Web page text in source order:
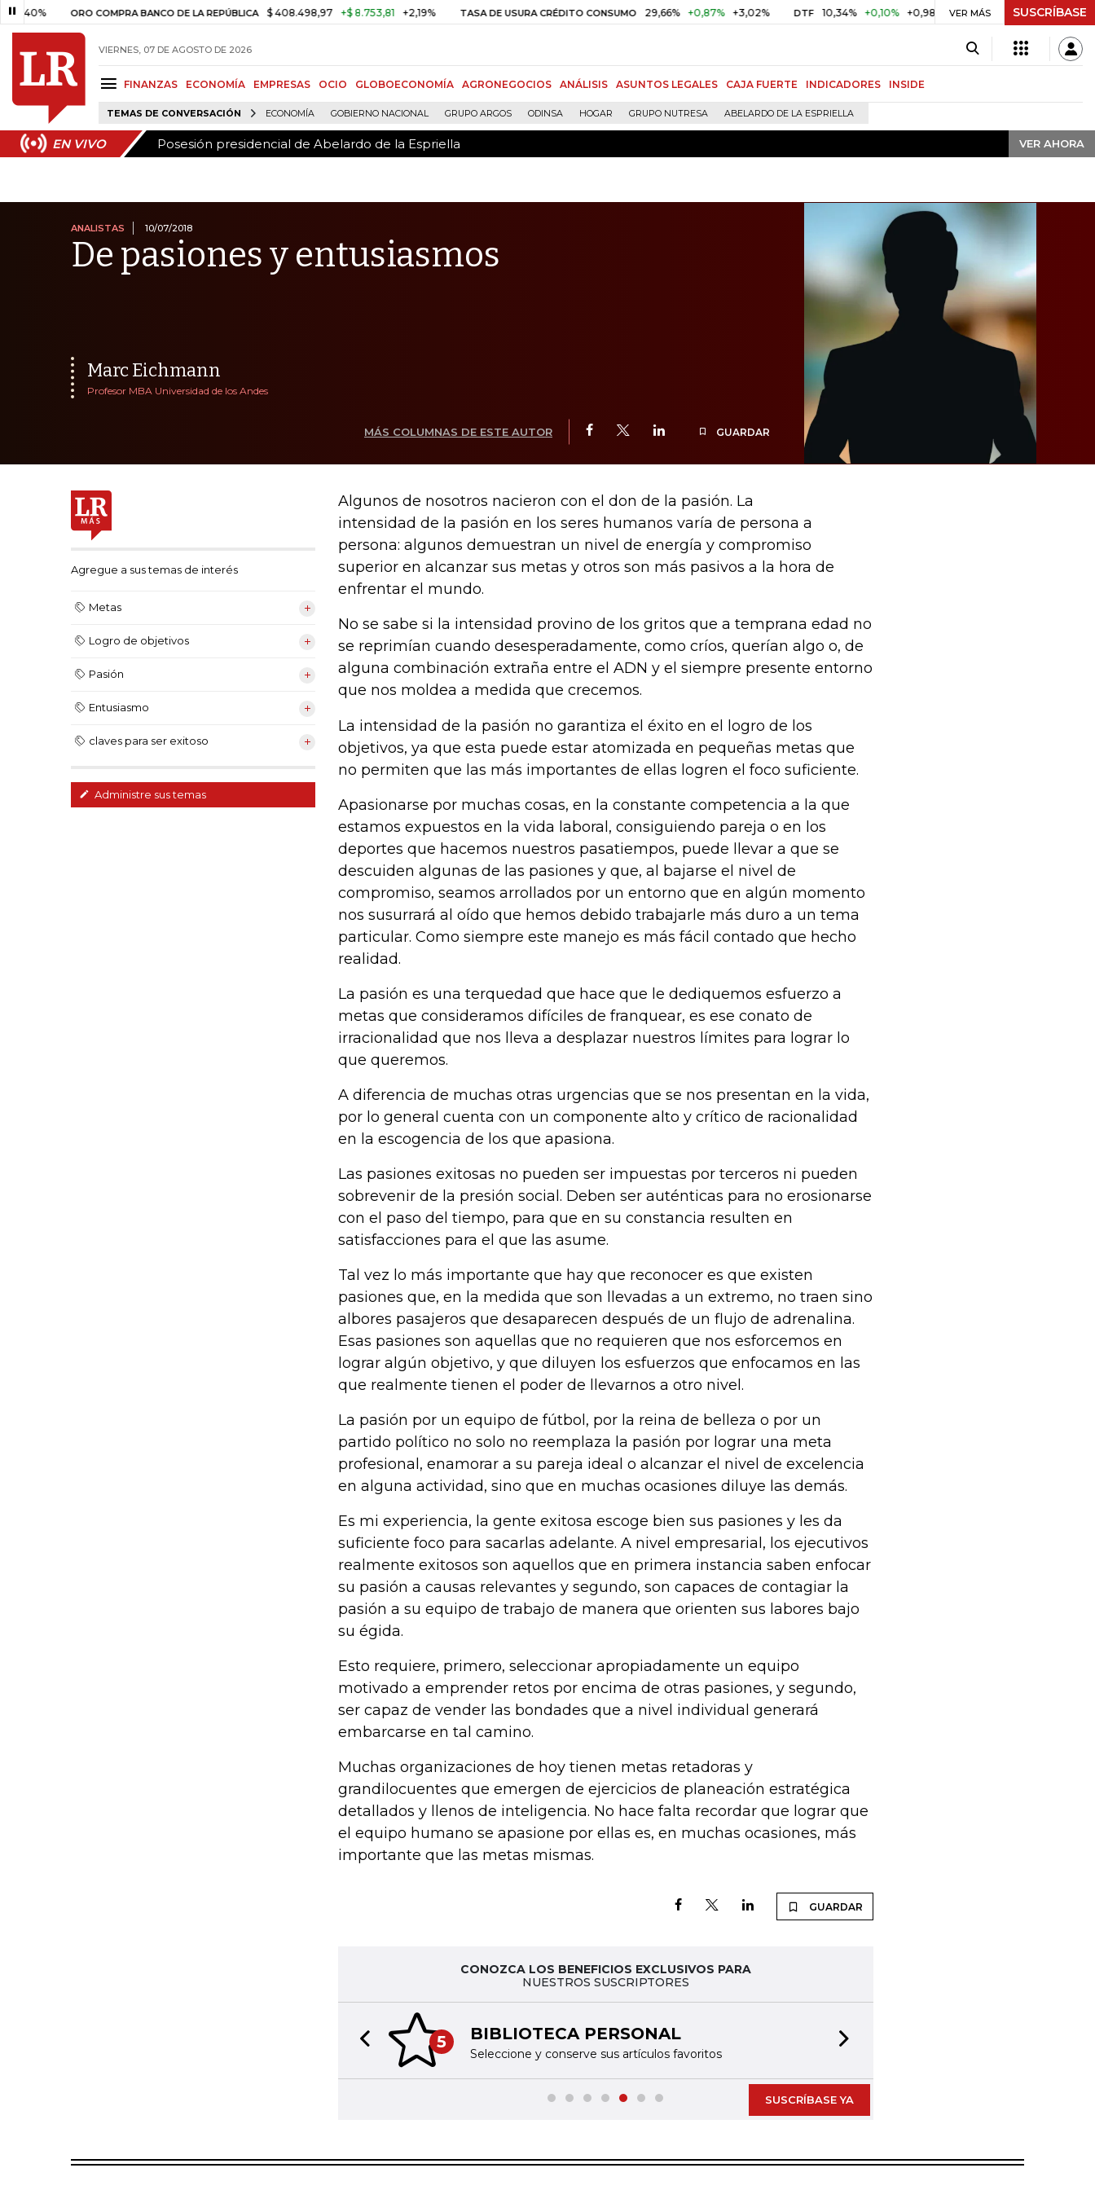
ORO COMPRA BANCO DE LA REPÚBLICA $ 408.498,97 +$ 8.753,81 +2,19% TASA DE USURA CRÉDITO CONSUMO 29,66% +0,87% +3,02% DTF 10,34% +0,10% +0,98% UVR $ 416,91 +$ 0,05 +0,01%
VER MÁS SUSCRÍBASE
VIERNES, 07 DE AGOSTO DE 2026
FINANZAS ECONOMÍA EMPRESAS OCIO GLOBOECONOMÍA AGRONEGOCIOS ANÁLISIS ASUNTOS LEGALES CAJA FUERTE INDICADORES INSIDE
TEMAS DE CONVERSACIÓN ECONOMÍA GOBIERNO NACIONAL GRUPO ARGOS ODINSA HOGAR GRUPO NUTRESA ABELARDO DE LA ESPRIELLA
EN VIVO Posesión presidencial de Abelardo de la Espriella VER AHORA
EN VIVO Posesión presidencial de Abelardo de la Espriella VER AHORA
ANALISTAS 10/07/2018
De pasiones y entusiasmos
Marc Eichmann
Profesor MBA Universidad de los Andes
MÁS COLUMNAS DE ESTE AUTOR GUARDAR
Agregue a sus temas de interés
Metas
Logro de objetivos
Pasión
Entusiasmo
claves para ser exitoso
Administre sus temas
Algunos de nosotros nacieron con el don de la pasión. La
intensidad de la pasión en los seres humanos varía de persona a
persona: algunos demuestran un nivel de energía y compromiso
superior en alcanzar sus metas y otros son más pasivos a la hora de
enfrentar el mundo.
No se sabe si la intensidad provino de los gritos que a temprana edad no
se reprimían cuando desesperadamente, como críos, querían algo o, de
alguna combinación extraña entre el ADN y el siempre presente entorno
que nos moldea a medida que crecemos.
La intensidad de la pasión no garantiza el éxito en el logro de los
objetivos, ya que esta puede estar atomizada en pequeñas metas que
no permiten que las más importantes de ellas logren el foco suficiente.
Apasionarse por muchas cosas, en la constante competencia a la que
estamos expuestos en la vida laboral, consiguiendo pareja o en los
deportes que hacemos nuestros pasatiempos, puede llevar a que se
descuiden algunas de las pasiones y que, al bajarse el nivel de
compromiso, seamos arrollados por un entorno que en algún momento
nos susurrará al oído que hemos debido trabajarle más duro a un tema
particular. Como siempre este manejo es más fácil contado que hecho
realidad.
La pasión es una terquedad que hace que le dediquemos esfuerzo a
metas que consideramos difíciles de franquear, es ese conato de
irracionalidad que nos lleva a desplazar nuestros límites para lograr lo
que queremos.
A diferencia de muchas otras urgencias que se nos presentan en la vida,
por lo general cuenta con un componente alto y crítico de racionalidad
en la escogencia de los que apasiona.
Las pasiones exitosas no pueden ser impuestas por terceros ni pueden
sobrevenir de la presión social. Deben ser auténticas para no erosionarse
con el paso del tiempo, para que en su constancia resulten en
satisfacciones para el que las asume.
Tal vez lo más importante que hay que reconocer es que existen
pasiones que, en la medida que son llevadas a un extremo, no traen sino
albores pasajeros que desaparecen después de un flujo de adrenalina.
Esas pasiones son aquellas que no requieren que nos esforcemos en
lograr algún objetivo, y que diluyen los esfuerzos que enfocamos en las
que realmente tienen el poder de llevarnos a otro nivel.
La pasión por un equipo de fútbol, por la reina de belleza o por un
partido político no solo no reemplaza la pasión por lograr una meta
profesional, enamorar a su pareja ideal o alcanzar el nivel de excelencia
en alguna actividad, sino que en muchas ocasiones diluye las demás.
Es mi experiencia, la gente exitosa escoge bien sus pasiones y les da
suficiente foco para sacarlas adelante. A nivel empresarial, los ejecutivos
realmente exitosos son aquellos que en primera instancia saben enfocar
su pasión a causas relevantes y segundo, son capaces de contagiar la
pasión a su equipo de trabajo de manera que orienten sus labores bajo
su égida.
Esto requiere, primero, seleccionar apropiadamente un equipo
motivado a emprender retos por encima de otras pasiones, y segundo,
ser capaz de vender las bondades que a nivel individual generará
embarcarse en tal camino.
Muchas organizaciones de hoy tienen metas retadoras y
grandilocuentes que emergen de ejercicios de planeación estratégica
detallados y llenos de inteligencia. No hace falta recordar que lograr que
el equipo humano se apasione por ellas es, en muchas ocasiones, más
importante que las metas mismas.
GUARDAR
CONOZCA LOS BENEFICIOS EXCLUSIVOS PARA
NUESTROS SUSCRIPTORES
5 BIBLIOTECA PERSONAL
Seleccione y conserve sus artículos favoritos
Previous slide
SUSCRÍBASE YA